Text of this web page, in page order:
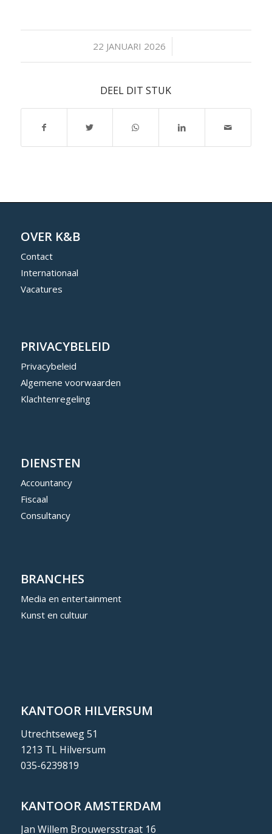
22 JANUARI 2026
/
DEEL DIT STUK
OVER K&B
Contact
Internationaal
Vacatures
PRIVACYBELEID
Privacybeleid
Algemene voorwaarden
Klachtenregeling
DIENSTEN
Accountancy
Fiscaal
Consultancy
BRANCHES
Media en entertainment
Kunst en cultuur
KANTOOR HILVERSUM
Utrechtseweg 51
1213 TL Hilversum
035-6239819
KANTOOR AMSTERDAM
Jan Willem Brouwersstraat 16